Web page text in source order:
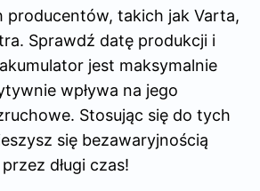
producentów, takich jak Varta,
Sprawdź datę produkcji i
jest maksymalnie
wpływa na jego
Stosując się do tych
się bezawaryjnością
długi czas!